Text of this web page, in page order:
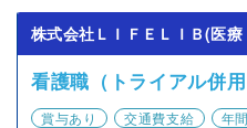
株式会社ＬＩＦＥＬＩＢ(医療
看護職（トライアル併用
賞与あり
交通費支給 年